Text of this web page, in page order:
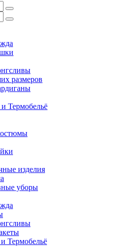
размеров
Термобельё
изделия
уборы
Термобельё